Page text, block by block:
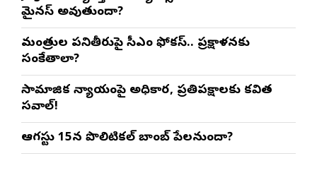
మైనస్ అవుతుందా?
మంత్రుల పనితీరుపై సీఎం ఫోకస్.. ప్రక్షాళనకు
సంకేతాలా?
సామాజిక న్యాయంపై అధికార, ప్రతిపక్షాలకు కవిత
సవాల్!
ఆగస్టు 15న పొలిటికల్ బాంబ్ పేలనుందా?